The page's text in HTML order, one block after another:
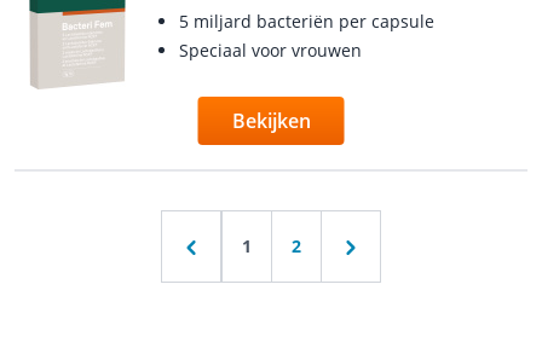
5 miljard bacteriën per capsule
Speciaal voor vrouwen
Bekijken
1 2